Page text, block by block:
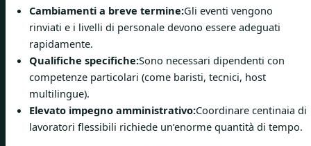
Cambiamenti a breve termine:Gli eventi vengono
rinviati e i livelli di personale devono essere adeguati
rapidamente.
Qualifiche specifiche:Sono necessari dipendenti con
competenze particolari (come baristi, tecnici, host
multilingue).
Elevato impegno amministrativo:Coordinare centinaia di
lavoratori flessibili richiede un’enorme quantità di tempo.